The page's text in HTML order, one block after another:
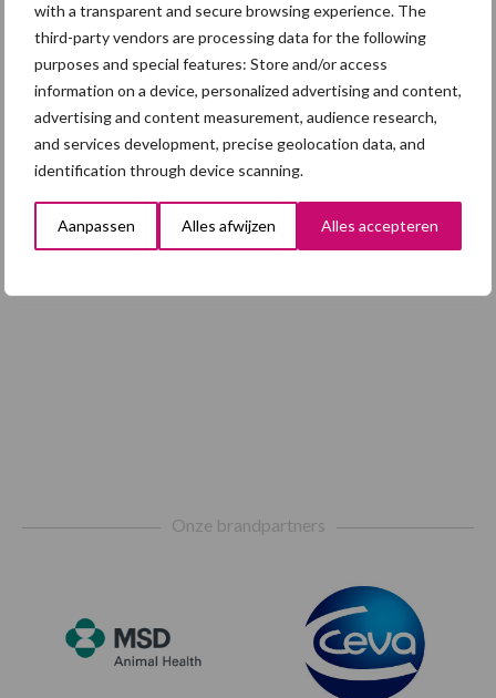
with a transparent and secure browsing experience. The
third-party vendors are processing data for the following
purposes and special features: Store and/or access
information on a device, personalized advertising and content,
advertising and content measurement, audience research,
and services development, precise geolocation data, and
identification through device scanning.
Aanpassen Alles afwijzen Alles accepteren
4 aug
AVP in Finland onderstreept dat
alertheid belangrijk is, zeker nu
Toon meer
Onze brandpartners